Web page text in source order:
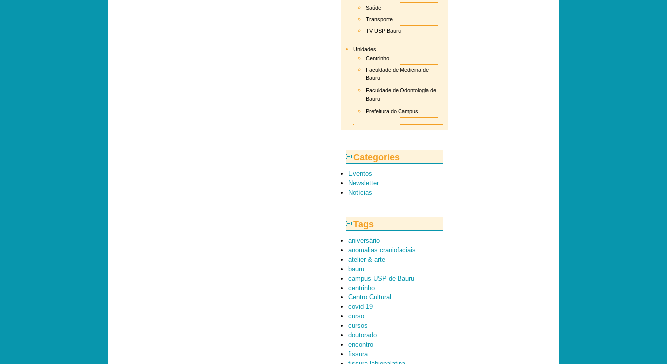
Saúde
Transporte
TV USP Bauru
Unidades
Centrinho
Faculdade de Medicina de
Bauru
Faculdade de Odontologia de
Bauru
Prefeitura do Campus
Categories
Eventos
Newsletter
Notícias
Tags
aniversário
anomalias craniofaciais
atelier & arte
bauru
campus USP de Bauru
centrinho
Centro Cultural
covid-19
curso
cursos
doutorado
encontro
fissura